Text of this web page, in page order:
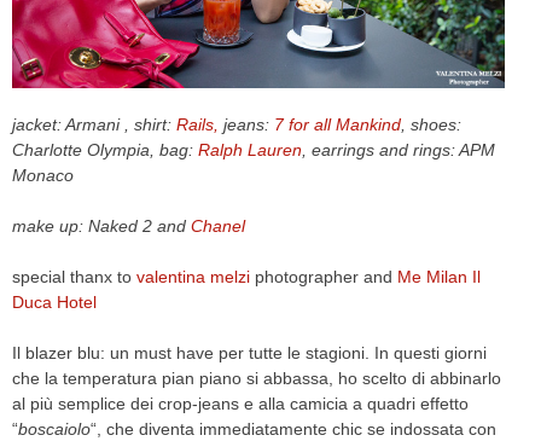
PARTIES
CELEB
VIDEO
ARCHIVES
CONTACT
HOME
jacket: Armani , shirt: Rails, jeans: 7 for all Mankind , shoes:
Charlotte Olympia, bag: Ralph Lauren , earrings and rings: APM
Monaco
make up: Naked 2 and Chanel
special thanx to valentina melzi photographer and Me Milan Il
Duca Hotel
Il blazer blu: un must have per tutte le stagioni. In questi giorni
che la temperatura pian piano si abbassa, ho scelto di abbinarlo
al più semplice dei crop-jeans e alla camicia a quadri effetto
“boscaiolo“, che diventa immediatamente chic se indossata con